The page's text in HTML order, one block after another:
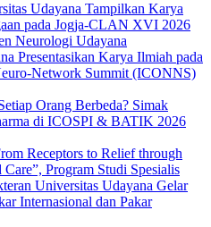
Udayana Tampilkan Karya
pada Jogja-CLAN XVI 2026
Neurologi Udayana
Presentasikan Karya Ilmiah pada
Network Summit (ICONNS)
Orang Berbeda? Simak
di ICOSPI & BATIK 2026
Receptors to Relief through
Program Studi Spesialis
Universitas Udayana Gelar
Internasional dan Pakar